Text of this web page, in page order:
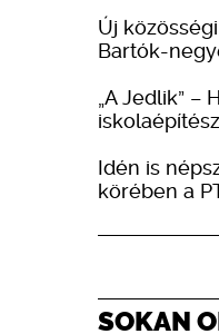
Új
Bartók-
„A Jedlik” –
Idén is
körében a
SOKAN